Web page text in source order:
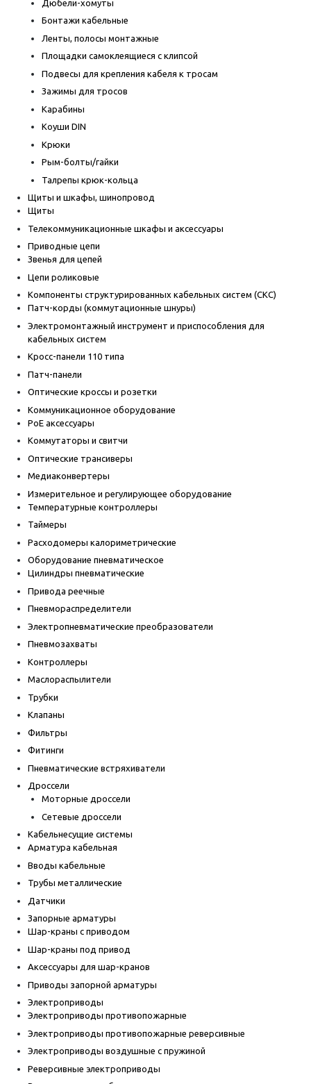
Дюбели-хомуты
Бонтажи кабельные
Ленты, полосы монтажные
Площадки самоклеящиеся с клипсой
Подвесы для крепления кабеля к тросам
Зажимы для тросов
Карабины
Коуши DIN
Крюки
Рым-болты/гайки
Талрепы крюк-кольца
Щиты и шкафы, шинопровод
Щиты
Телекоммуникационные шкафы и аксессуары
Приводные цепи
Звенья для цепей
Цепи роликовые
Компоненты структурированных кабельных систем (СКС)
Патч-корды (коммутационные шнуры)
Электромонтажный инструмент и приспособления для
кабельных систем
Кросс-панели 110 типа
Патч-панели
Оптические кроссы и розетки
Коммуникационное оборудование
PoE аксессуары
Коммутаторы и свитчи
Оптические трансиверы
Медиаконвертеры
Измерительное и регулирующее оборудование
Температурные контроллеры
Таймеры
Расходомеры калориметрические
Оборудование пневматическое
Цилиндры пневматические
Привода реечные
Пневмораспределители
Электропневматические преобразователи
Пневмозахваты
Контроллеры
Маслораспылители
Трубки
Клапаны
Фильтры
Фитинги
Пневматические встряхиватели
Дроссели
Моторные дроссели
Сетевые дроссели
Кабельнесущие системы
Арматура кабельная
Вводы кабельные
Трубы металлические
Датчики
Запорные арматуры
Шар-краны с приводом
Шар-краны под привод
Аксессуары для шар-кранов
Приводы запорной арматуры
Электроприводы
Электроприводы противопожарные
Электроприводы противопожарные реверсивные
Электроприводы воздушные с пружиной
Реверсивные электроприводы